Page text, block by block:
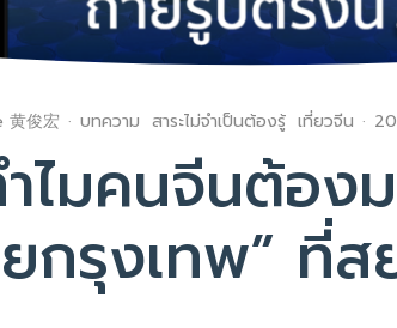
黄俊宏 · บทความ สาระไม่จำเป็นต้องรู้ เที่ยวจีน ·
มคนจีนต้องม
กรุงเทพ” ที่ส